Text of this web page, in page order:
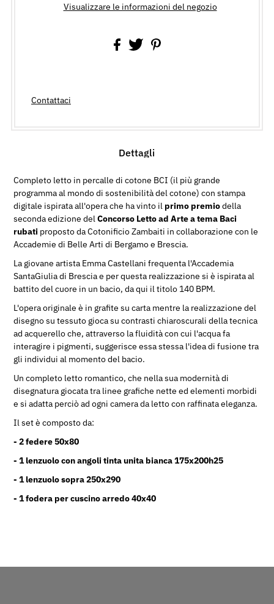
Visualizzare le informazioni del negozio
Contattaci
Dettagli
Completo letto in percalle di cotone BCI (il più grande
programma al mondo di sostenibilità del cotone) con stampa
digitale ispirata all'opera che ha vinto il primo premiodella
seconda edizione delConcorso Letto ad Arte a tema Baci
rubati proposto da Cotonificio Zambaiti in collaborazione con le
Accademie di Belle Arti di Bergamo e Brescia.
La giovane artista Emma Castellani frequenta l'Accademia
SantaGiulia di Brescia e per questa realizzazione si è ispirata al
battito del cuore in un bacio, da qui il titolo 140 BPM.
L'opera originale è in grafite su carta mentre la realizzazione del
disegno su tessuto gioca su contrasti chiaroscurali della tecnica
ad acquerello che, attraverso la fluidità con cui l'acqua fa
interagire i pigmenti, suggerisce essa stessa l'idea di fusione tra
gli individui al momento del bacio.
Un completo letto romantico, che nella sua modernità di
disegnatura giocata tra linee grafiche nette ed elementi morbidi
e si adatta perciò ad ogni camera da letto con raffinata eleganza.
Il set è composto da:
- 2 federe 50x80
- 1 lenzuolo con angoli tinta unita bianca 175x200h25
- 1 lenzuolo sopra 250x290
- 1 fodera per cuscino arredo 40x40